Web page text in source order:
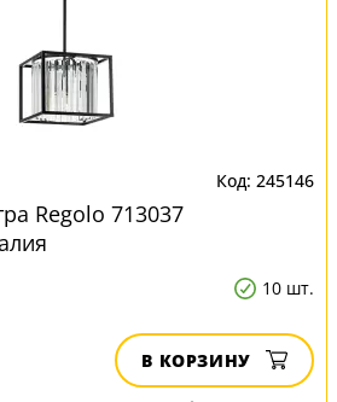
245146
Regolo 713037
10 шт.
В КОРЗИНУ